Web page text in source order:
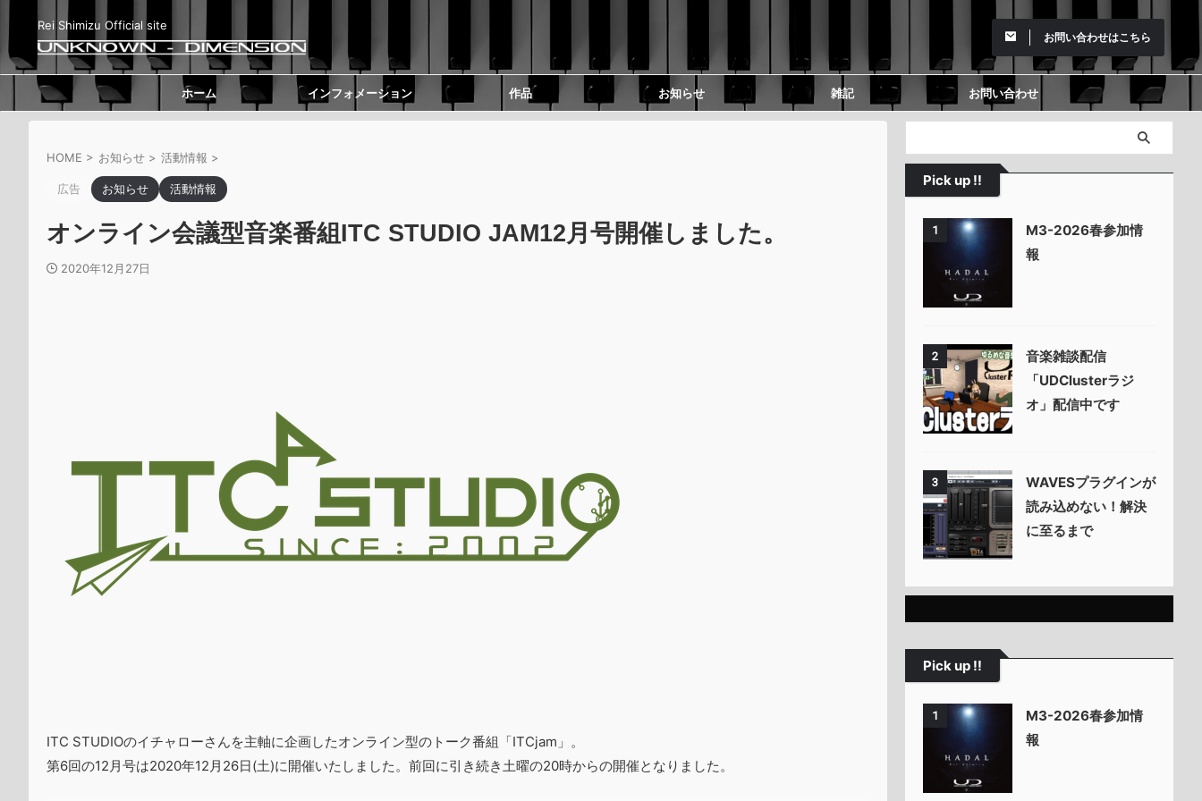
Rei Shimizu Official site
お問い合わせはこちら
ホーム インフォメーション 作品 お知らせ 雑記 お問い合わせ
HOME > お知らせ > 活動情報 >
広告 お知らせ 活動情報
オンライン会議型音楽番組ITC STUDIO JAM12月号開催しました。
2020年12月27日
ITC STUDIOのイチャローさんを主軸に企画したオンライン型のトーク番組「ITCjam」。
第6回の12月号は2020年12月26日(土)に開催いたしました。前回に引き続き土曜の20時からの開催となりました。
Pick up !!
1
M3-2026春参加情
報
2
音楽雑談配信
「UDClusterラジ
オ」配信中です
3
WAVESプラグインが
読み込めない！解決
に至るまで
Pick up !!
1
M3-2026春参加情
報